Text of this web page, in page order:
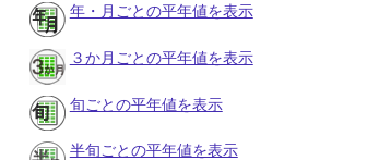
年・月ごとの平年値を表示
３か月ごとの平年値を表示
旬ごとの平年値を表示
半旬ごとの平年値を表示